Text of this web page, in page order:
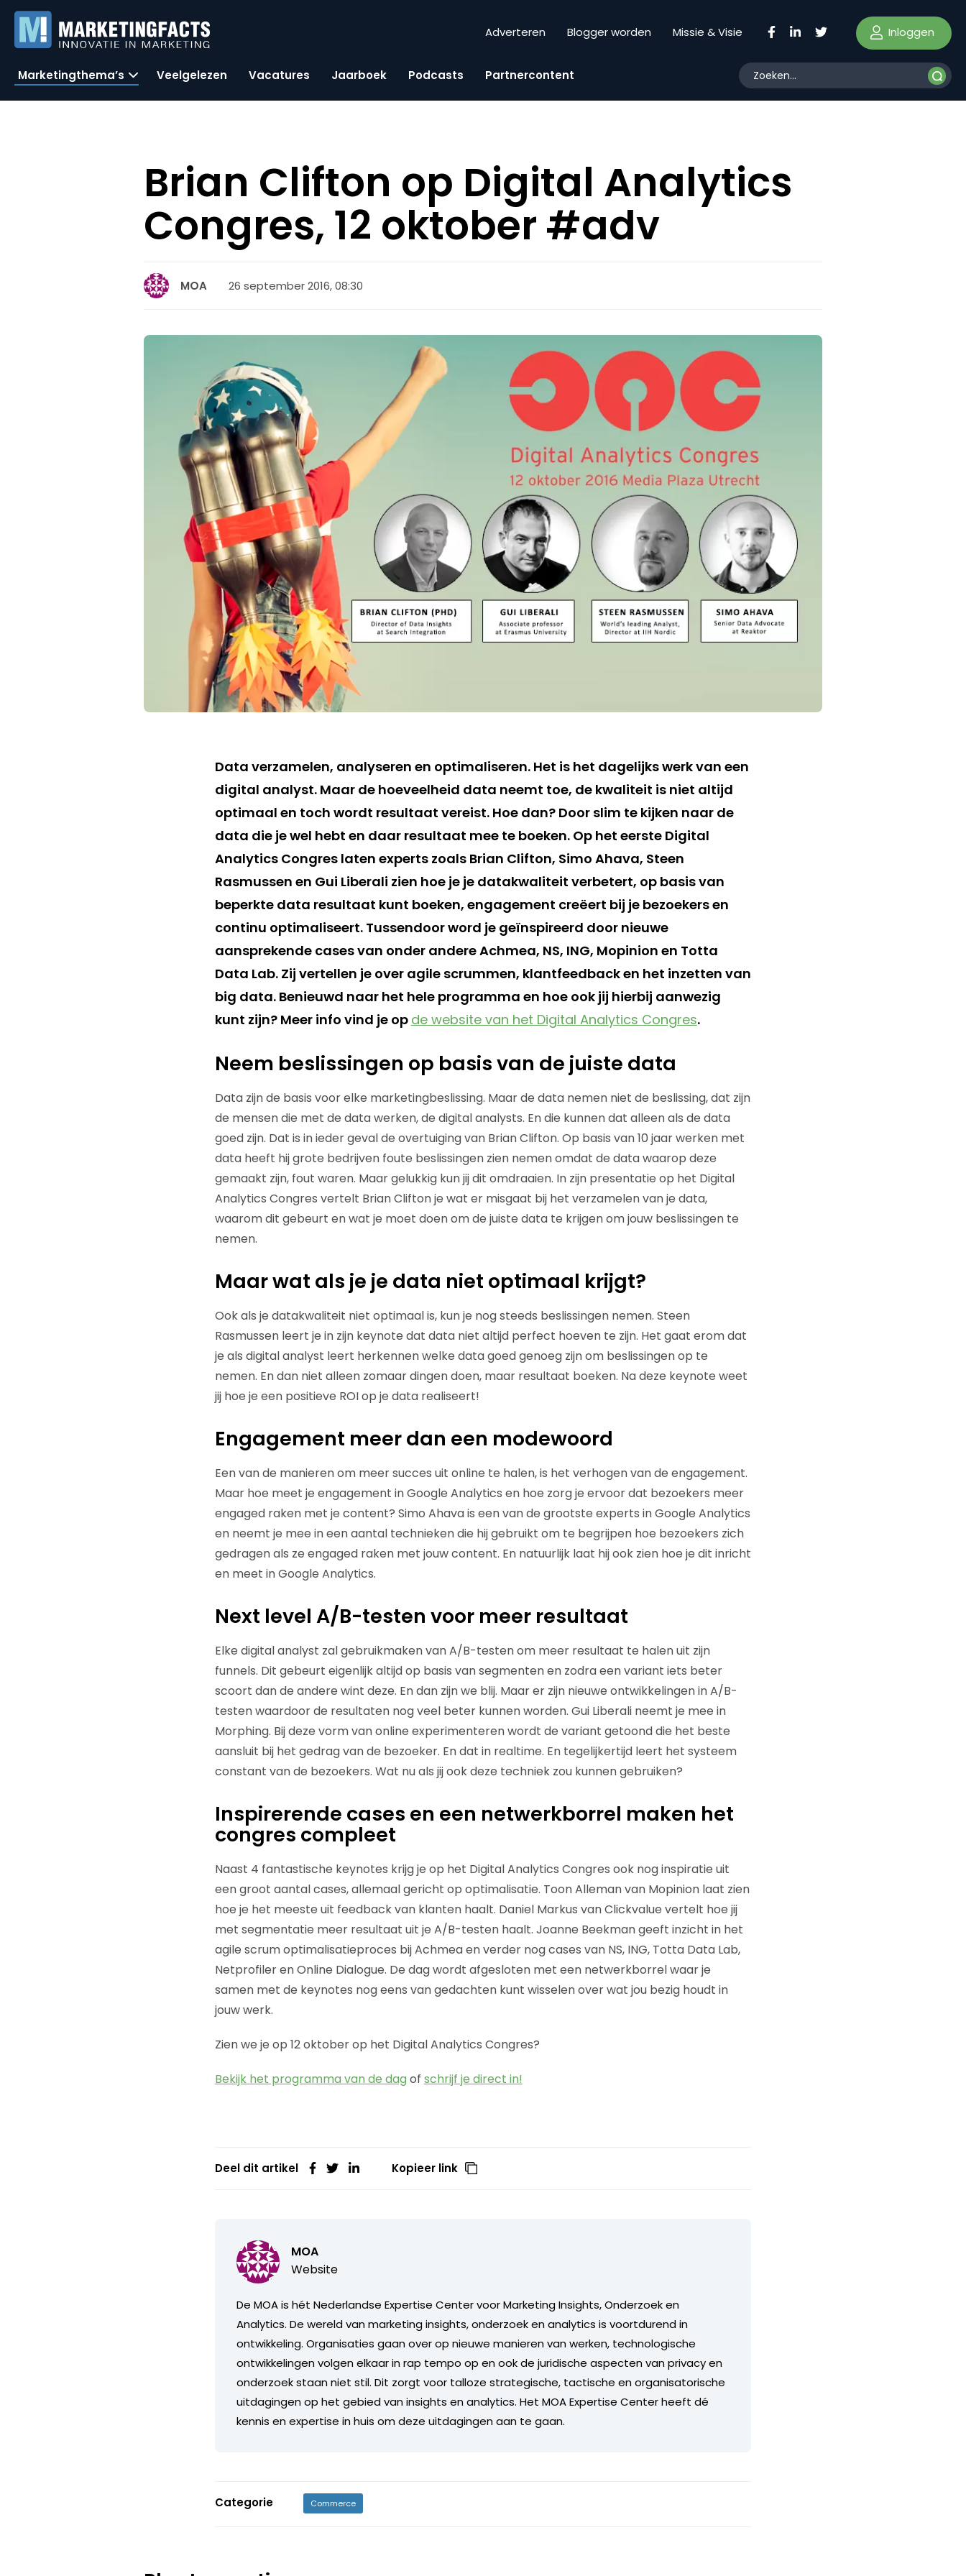
Adverteren Blogger worden Missie & Visie Inloggen
Marketingthema’s Veelgelezen Vacatures Jaarboek Podcasts Partnercontent
Brian Clifton op Digital Analytics
Congres, 12 oktober #adv
MOA 26 september 2016, 08:30
Data verzamelen, analyseren en optimaliseren. Het is het dagelijks werk van een
digital analyst. Maar de hoeveelheid data neemt toe, de kwaliteit is niet altijd
optimaal en toch wordt resultaat vereist. Hoe dan? Door slim te kijken naar de
data die je wel hebt en daar resultaat mee te boeken. Op het eerste Digital
Analytics Congres laten experts zoals Brian Clifton, Simo Ahava, Steen
Rasmussen en Gui Liberali zien hoe je je datakwaliteit verbetert, op basis van
beperkte data resultaat kunt boeken, engagement creëert bij je bezoekers en
continu optimaliseert. Tussendoor word je geïnspireerd door nieuwe
aansprekende cases van onder andere Achmea, NS, ING, Mopinion en Totta
Data Lab. Zij vertellen je over agile scrummen, klantfeedback en het inzetten van
big data. Benieuwd naar het hele programma en hoe ook jij hierbij aanwezig
kunt zijn? Meer info vind je op de website van het Digital Analytics Congres.
Neem beslissingen op basis van de juiste data
Data zijn de basis voor elke marketingbeslissing. Maar de data nemen niet de beslissing, dat zijn
de mensen die met de data werken, de digital analysts. En die kunnen dat alleen als de data
goed zijn. Dat is in ieder geval de overtuiging van Brian Clifton. Op basis van 10 jaar werken met
data heeft hij grote bedrijven foute beslissingen zien nemen omdat de data waarop deze
gemaakt zijn, fout waren. Maar gelukkig kun jij dit omdraaien. In zijn presentatie op het Digital
Analytics Congres vertelt Brian Clifton je wat er misgaat bij het verzamelen van je data,
waarom dit gebeurt en wat je moet doen om de juiste data te krijgen om jouw beslissingen te
nemen.
Maar wat als je je data niet optimaal krijgt?
Ook als je datakwaliteit niet optimaal is, kun je nog steeds beslissingen nemen. Steen
Rasmussen leert je in zijn keynote dat data niet altijd perfect hoeven te zijn. Het gaat erom dat
je als digital analyst leert herkennen welke data goed genoeg zijn om beslissingen op te
nemen. En dan niet alleen zomaar dingen doen, maar resultaat boeken. Na deze keynote weet
jij hoe je een positieve ROI op je data realiseert!
Engagement meer dan een modewoord
Een van de manieren om meer succes uit online te halen, is het verhogen van de engagement.
Maar hoe meet je engagement in Google Analytics en hoe zorg je ervoor dat bezoekers meer
engaged raken met je content? Simo Ahava is een van de grootste experts in Google Analytics
en neemt je mee in een aantal technieken die hij gebruikt om te begrijpen hoe bezoekers zich
gedragen als ze engaged raken met jouw content. En natuurlijk laat hij ook zien hoe je dit inricht
en meet in Google Analytics.
Next level A/B-testen voor meer resultaat
Elke digital analyst zal gebruikmaken van A/B-testen om meer resultaat te halen uit zijn
funnels. Dit gebeurt eigenlijk altijd op basis van segmenten en zodra een variant iets beter
scoort dan de andere wint deze. En dan zijn we blij. Maar er zijn nieuwe ontwikkelingen in A/B-
testen waardoor de resultaten nog veel beter kunnen worden. Gui Liberali neemt je mee in
Morphing. Bij deze vorm van online experimenteren wordt de variant getoond die het beste
aansluit bij het gedrag van de bezoeker. En dat in realtime. En tegelijkertijd leert het systeem
constant van de bezoekers. Wat nu als jij ook deze techniek zou kunnen gebruiken?
Inspirerende cases en een netwerkborrel maken het
congres compleet
Naast 4 fantastische keynotes krijg je op het Digital Analytics Congres ook nog inspiratie uit
een groot aantal cases, allemaal gericht op optimalisatie. Toon Alleman van Mopinion laat zien
hoe je het meeste uit feedback van klanten haalt. Daniel Markus van Clickvalue vertelt hoe jij
met segmentatie meer resultaat uit je A/B-testen haalt. Joanne Beekman geeft inzicht in het
agile scrum optimalisatieproces bij Achmea en verder nog cases van NS, ING, Totta Data Lab,
Netprofiler en Online Dialogue. De dag wordt afgesloten met een netwerkborrel waar je
samen met de keynotes nog eens van gedachten kunt wisselen over wat jou bezig houdt in
jouw werk.
Zien we je op 12 oktober op het Digital Analytics Congres?
Bekijk het programma van de dag of schrijf je direct in!
Deel dit artikel Kopieer link
MOA
Website
De MOA is hét Nederlandse Expertise Center voor Marketing Insights, Onderzoek en
Analytics. De wereld van marketing insights, onderzoek en analytics is voortdurend in
ontwikkeling. Organisaties gaan over op nieuwe manieren van werken, technologische
ontwikkelingen volgen elkaar in rap tempo op en ook de juridische aspecten van privacy en
onderzoek staan niet stil. Dit zorgt voor talloze strategische, tactische en organisatorische
uitdagingen op het gebied van insights en analytics. Het MOA Expertise Center heeft dé
kennis en expertise in huis om deze uitdagingen aan te gaan.
Categorie Commerce